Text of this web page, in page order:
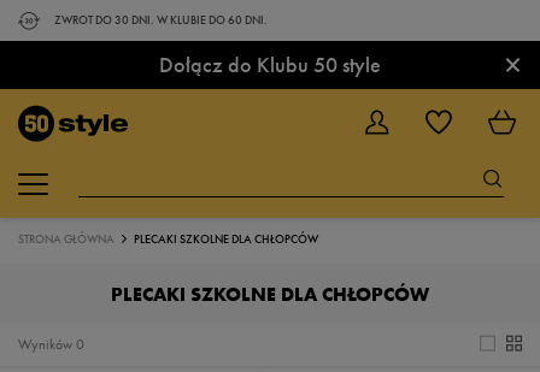
ZWROT DO 30 DNI. W KLUBIE DO 60 DNI.
Dołącz do Klubu 50 style ×
STRONA GŁÓWNA PLECAKI SZKOLNE DLA CHŁOPCÓW
PLECAKI SZKOLNE DLA CHŁOPCÓW
0
Wyników